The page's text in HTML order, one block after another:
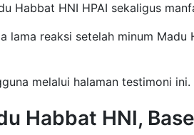
Habbat HNI HPAI sekaligus
lama reaksi setelah minum
melalui halaman testimoni ini.
Habbat HNI,